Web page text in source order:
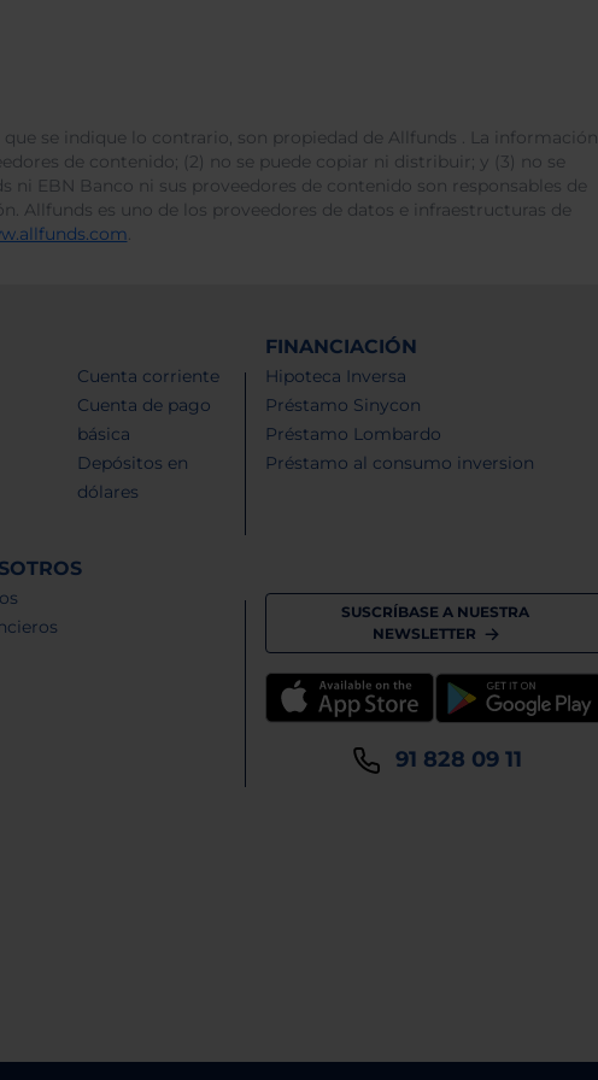
se indique lo contrario, son propiedad de Allfunds . La información
de contenido; (2) no se puede copiar ni distribuir; y (3) no se
EBN Banco ni sus proveedores de contenido son responsables de
Allfunds es uno de los proveedores de datos e infraestructuras de
.
Cuenta corriente
Cuenta de pago
básica
Depósitos en
dólares
FINANCIACIÓN
Hipoteca Inversa
Préstamo Sinycon
Préstamo Lombardo
Préstamo al consumo inversion
SUSCRÍBASE A NUESTRA
NEWSLETTER
91 828 09 11